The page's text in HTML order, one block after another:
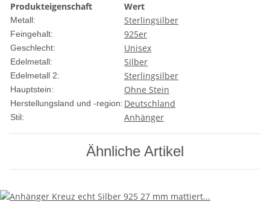
Produkteigenschaft
Wert
Metall: Sterlingsilber
Feingehalt: 925er
Geschlecht: Unisex
Edelmetall: Silber
Edelmetall 2: Sterlingsilber
Hauptstein: Ohne Stein
Herstellungsland und -region: Deutschland
Stil: Anhänger
Ähnliche Artikel